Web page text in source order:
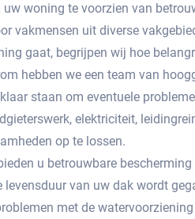
uw woning te voorzien van
vakmensen uit diverse
gaat, begrijpen wij hoe
hebben we een team van
staan om eventuele
elektriciteit,
op te lossen.
u betrouwbare
levensduur van uw dak wordt
met de